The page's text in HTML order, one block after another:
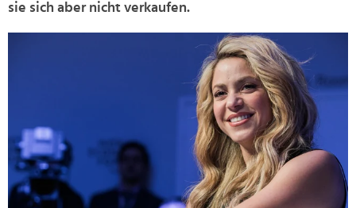
sie sich aber nicht verkaufen.